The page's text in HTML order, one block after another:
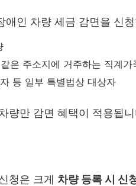
애인 차량 세금 감면을 신
은 주소지에 거주하는 직계가
등 일부 특별법상 대상자
량만 감면 혜택이 적용됩
청은 크게 차량 등록 시 신